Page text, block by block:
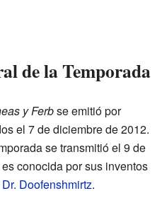
de la Temporada
y Ferbse emitió por
el 7 de diciembre de 2012.
se transmitió el 9 de
conocida por sus inventos
Dr. Doofenshmirtz.